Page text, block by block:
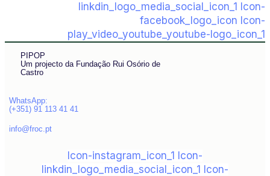
linkdin_logo_media_social_icon_1
Icon-
facebook_logo_icon Icon-
play_video_youtube_youtube-logo_icon_1
PIPOP
Um projecto da Fundação Rui Osório de
Castro
WhatsApp:
(+351) 91 113 41 41
info@froc.pt
Icon-instagram_icon_1 Icon-
linkdin_logo_media_social_icon_1 Icon-